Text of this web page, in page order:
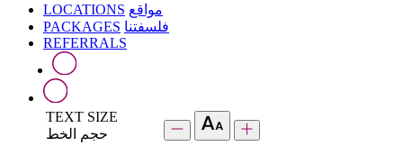
LOCATIONS مواقع
PACKAGES فلسفتنا
REFERRALS
TEXT SIZE
حجم الخط